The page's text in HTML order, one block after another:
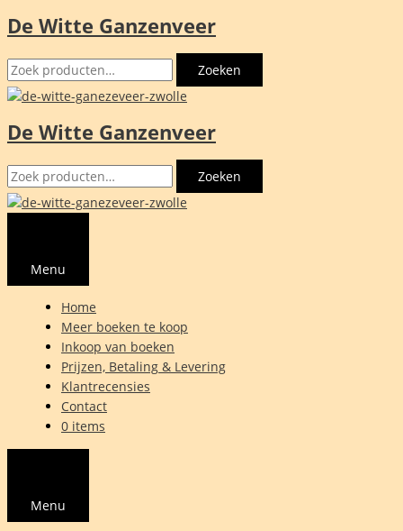
Ga
de
inhoud
De Witte Ganzenveer
Zoeken
naar:
Zoeken
De Witte Ganzenveer
Zoeken
naar:
Zoeken
Menu
Home
Meer boeken te koop
Inkoop van boeken
Prijzen, Betaling & Levering
Klantrecensies
Contact
0 items
Menu